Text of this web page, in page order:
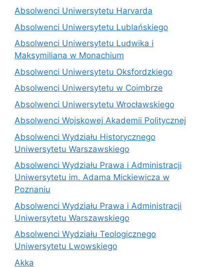
Absolwenci Uniwersytetu Harvarda
Absolwenci Uniwersytetu Lublańskiego
Absolwenci Uniwersytetu Ludwika i
Maksymiliana w Monachium
Absolwenci Uniwersytetu Oksfordzkiego
Absolwenci Uniwersytetu w Coimbrze
Absolwenci Uniwersytetu Wrocławskiego
Absolwenci Wojskowej Akademii Politycznej
Absolwenci Wydziału Historycznego
Uniwersytetu Warszawskiego
Absolwenci Wydziału Prawa i Administracji
Uniwersytetu im. Adama Mickiewicza w
Poznaniu
Absolwenci Wydziału Prawa i Administracji
Uniwersytetu Warszawskiego
Absolwenci Wydziału Teologicznego
Uniwersytetu Lwowskiego
Akka